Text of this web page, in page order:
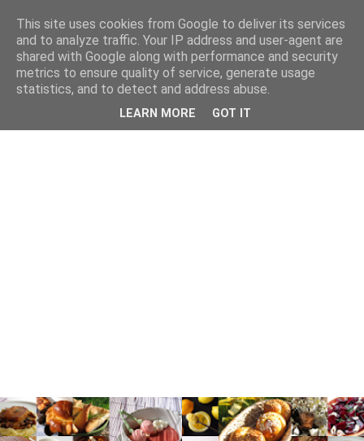
This site uses cookies from Google to deliver its services
and to analyze traffic. Your IP address and user-agent are
shared with Google along with performance and security
metrics to ensure quality of service, generate usage
statistics, and to detect and address abuse.
LEARN MORE GOT IT